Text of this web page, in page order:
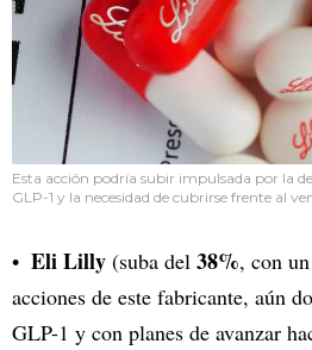
Esta acción podría subir impulsada por la
GLP-1 y la necesidad de cubrirse frente al
Eli Lilly (suba del 38%, con
acciones de este fabricante, aún
GLP-1 y con planes de avanzar